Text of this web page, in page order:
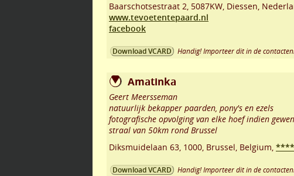
Baarschotsestraat 2, 5087KW, Diessen,
www.tevoetentepaard.nl
facebook
Download VCARD Handig! Importeer dit in de
Amatinka
Geert Meersseman
natuurlijk bekapper paarden, pony's en ezels
fotografische opvolging van elke hoef indien
straal van 50km rond Brussel
Diksmuidelaan 63, 1000, Brussel, Belgium,
Download VCARD Handig! Importeer dit in de